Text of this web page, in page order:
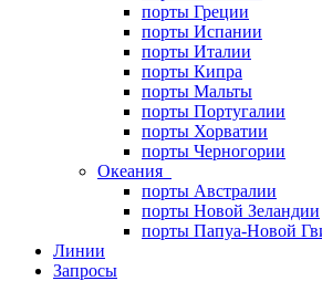
порты Греции
порты Испании
порты Италии
порты Кипра
порты Мальты
порты Португалии
порты Хорватии
порты Черногории
Океания
порты Австралии
порты Новой Зеландии
порты Папуа-Новой
Линии
Запросы